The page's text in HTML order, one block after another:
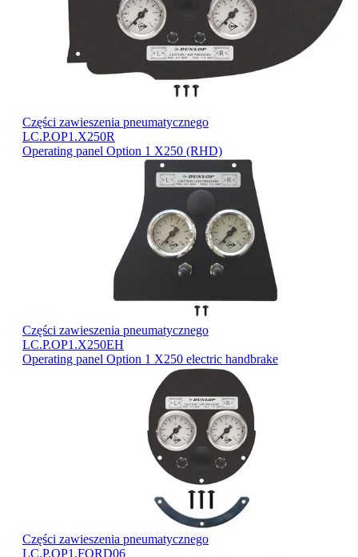
Części zawieszenia pneumatycznego
LC.P.OP1.X250R
Operating panel Option 1 X250 (RHD)
Części zawieszenia pneumatycznego
LC.P.OP1.X250EH
Operating panel Option 1 X250 electric handbrake
Części zawieszenia pneumatycznego
LC.P.OP1.FORD06